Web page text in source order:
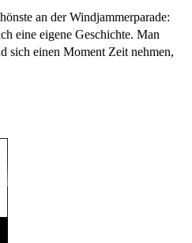
an der Windjammerparade:
eine eigene Geschichte. Man
sich einen Moment Zeit nehmen,